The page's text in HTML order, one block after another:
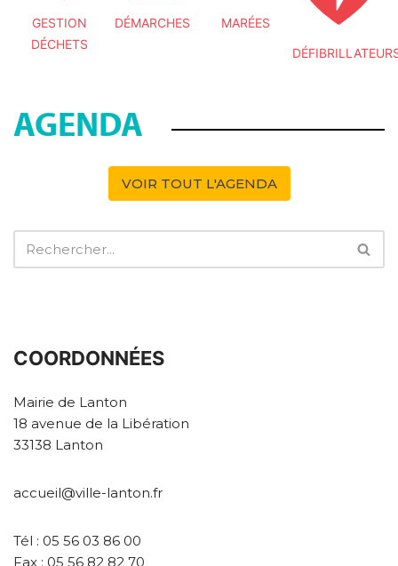
GESTION
DÉCHETS
DÉMARCHES MARÉES
AGENDA
VOIR TOUT L'AGENDA
COORDONNÉES
Mairie de Lanton
18 avenue de la Libération
33138 Lanton
accueil@ville-lanton.fr
Tél : 05 56 03 86 00
Fax : 05 56 82 82 70